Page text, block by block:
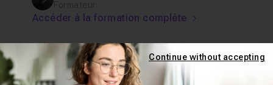
Accéder à la formation complète